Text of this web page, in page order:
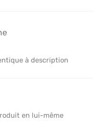
à description
en lui-même